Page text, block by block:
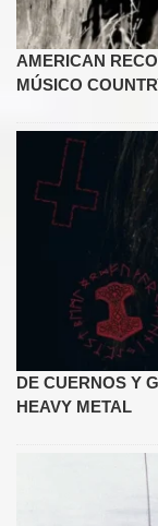
AMERICAN
MÚSICO
DE CUERNOS Y
HEAVY METAL